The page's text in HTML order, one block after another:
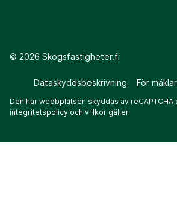
© 2026 Skogsfastigheter.fi
Dataskyddsbeskrivning För
Den här webbplatsen skyddas av reCAPTCHA
integritetspolicy och villkor gäller.